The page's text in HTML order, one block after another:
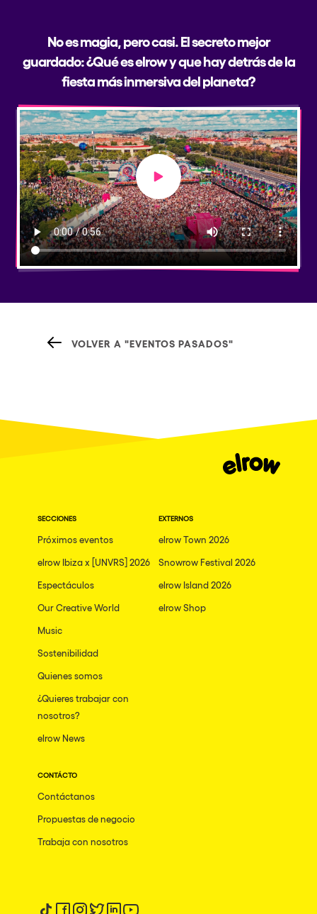
No es magia, pero casi. El secreto mejor
guardado: ¿Qué es elrow y que hay detrás de la
fiesta más inmersiva del planeta?
Play video
VOLVER A "EVENTOS PASADOS"
SECCIONES
Próximos eventos
elrow Ibiza x [UNVRS] 2026
Espectáculos
Our Creative World
Music
Sostenibilidad
Quienes somos
¿Quieres trabajar con
nosotros?
elrow News
EXTERNOS
elrow Town 2026
Snowrow Festival 2026
elrow Island 2026
elrow Shop
CONTÁCTO
Contáctanos
Propuestas de negocio
Trabaja con nosotros
Síguenos en tiktok
Síguenos en facebook
Síguenos en instagram
Síguenos en twitter
Síguenos en linkedin
Síguenos en youtube